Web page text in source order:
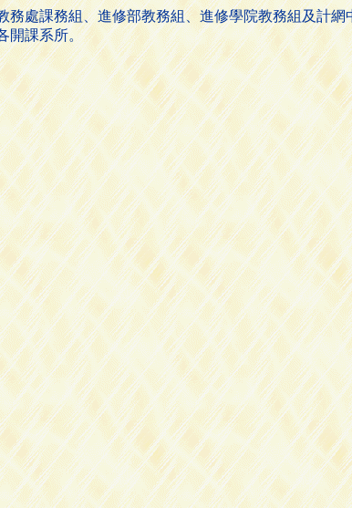
務處課務組、進修部教務組、進修學院教務組及計網
開課系所。